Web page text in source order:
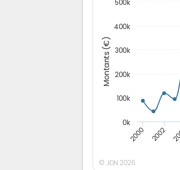
Montants (€)
2000 2002
0k
100k
200k
300k
400k
500k
© JDN 2026